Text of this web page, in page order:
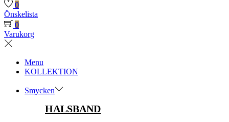
0
Önskelista
0
Varukorg
Menu
KOLLEKTION
Smycken
HALSBAND